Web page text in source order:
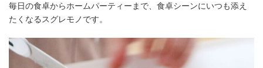
毎日の食卓からホームパーティーまで、食卓シーンにいつも添え
たくなるスグレモノです。